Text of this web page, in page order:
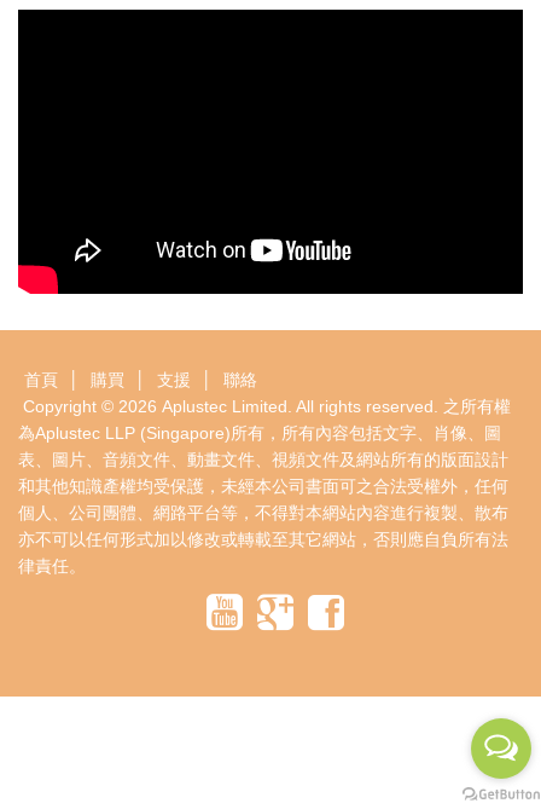
首頁 購買 支援
聯絡
Copyright © 2026 Aplustec Limited . All rights reserved. 之所有權
為Aplustec LLP (Singapore)所有，所有內容包括文字、肖像、圖
表、圖片、音頻文件、動畫文件、視頻文件及網站所有的版面設計
和其他知識產權均受保護，未經本公司書面可之合法受權外，任何
個人、公司團體、網路平台等，不得對本網站內容進行複製、散布
亦不可以任何形式加以修改或轉載至其它網站，否則應自負所有法
律責任。